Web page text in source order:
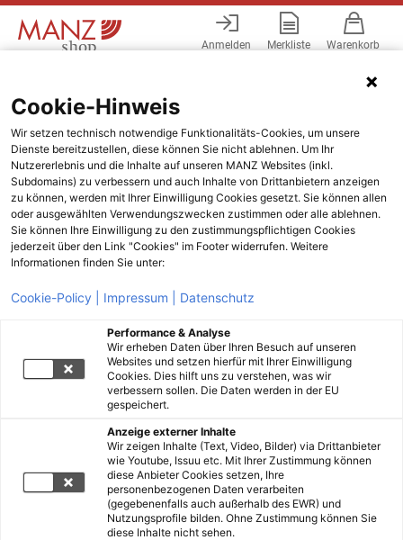
Anmelden Merkliste Warenkorb
Cookie-Hinweis
Wir setzen technisch notwendige Funktionalitäts-Cookies, um unsere
Dienste bereitzustellen, diese können Sie nicht ablehnen. Um Ihr
Nutzererlebnis und die Inhalte auf unseren MANZ Websites (inkl.
Subdomains) zu verbessern und auch Inhalte von Drittanbietern anzeigen
zu können, werden mit Ihrer Einwilligung Cookies gesetzt. Sie können allen
oder ausgewählten Verwendungszwecken zustimmen oder alle ablehnen.
Sie können Ihre Einwilligung zu den zustimmungspflichtigen Cookies
jederzeit über den Link "Cookies" im Footer widerrufen. Weitere
Informationen finden Sie unter:
Cookie-Policy | Impressum | Datenschutz
Performance & Analyse
Wir erheben Daten über Ihren Besuch auf unseren
Websites und setzen hierfür mit Ihrer Einwilligung
Cookies. Dies hilft uns zu verstehen, was wir
verbessern sollen. Die Daten werden in der EU
gespeichert.
Anzeige externer Inhalte
Wir zeigen Inhalte (Text, Video, Bilder) via Drittanbieter
wie Youtube, Issuu etc. Mit Ihrer Zustimmung können
diese Anbieter Cookies setzen, Ihre
personenbezogenen Daten verarbeiten
(gegebenenfalls auch außerhalb des EWR) und
Nutzungsprofile bilden. Ohne Zustimmung können Sie
diese Inhalte nicht sehen.